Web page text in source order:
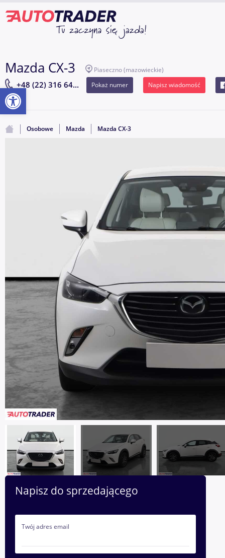
Mazda CX-3 Piaseczno(mazowieckie)
+48 (22) 316 64... Pokaż numer Napisz wiadomość
Osobowe Mazda Mazda CX-3
Napisz do sprzedającego
Twój adres email
Otwórz pasek narzędzi